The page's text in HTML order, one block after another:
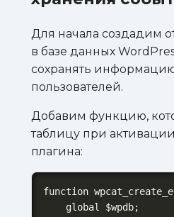
Для начала создадим
в базе данных
сохранять
пользователей.
Добавим функцию,
таблицу при
плагина:
function